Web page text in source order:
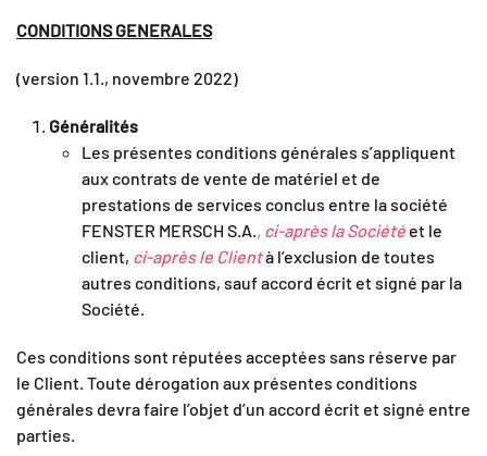
CONDITIONS GENERALES
(version 1.1., novembre 2022)
Généralités
Les présentes conditions générales s’appliquent
aux contrats de vente de matériel et de
prestations de services conclus entre la société
FENSTER MERSCH S.A., ci-après la Société et le
client, ci-après le Clientà l’exclusion de toutes
autres conditions, sauf accord écrit et signé par la
Société.
Ces conditions sont réputées acceptées sans réserve par
le Client. Toute dérogation aux présentes conditions
générales devra faire l’objet d’un accord écrit et signé entre
parties.